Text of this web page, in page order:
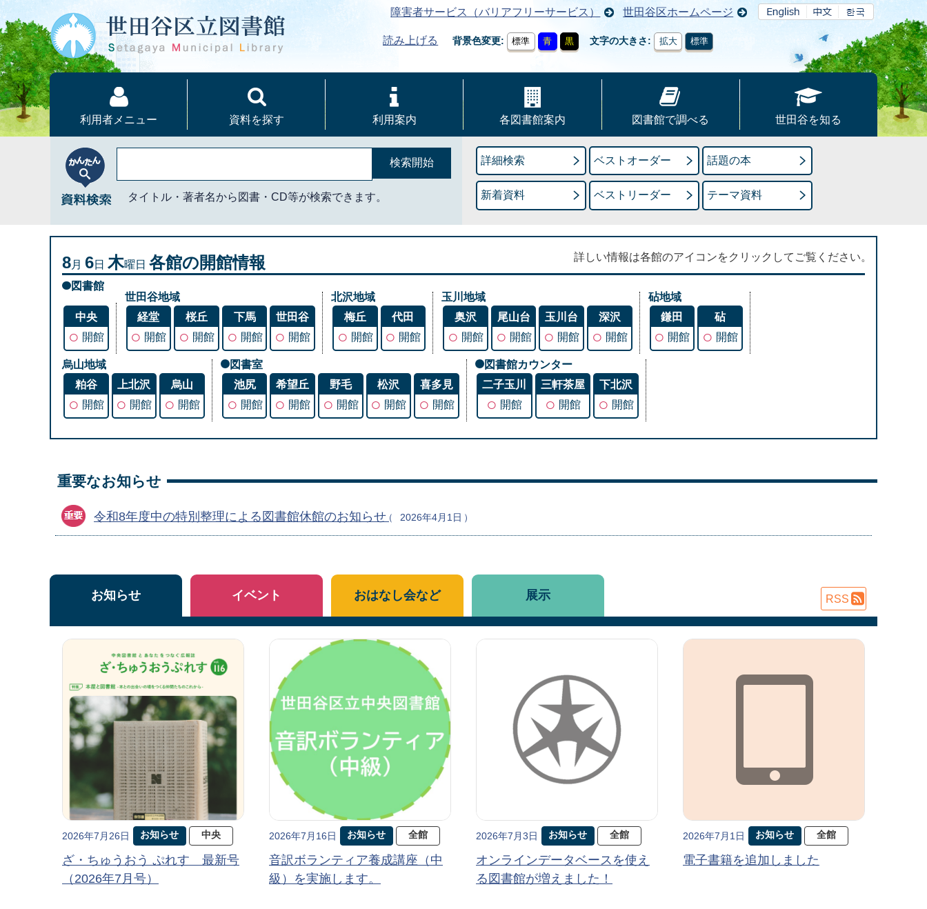
障害者サービス（バリアフリーサービス） 世田谷区ホームページ
読み上げる 背景色変更 標準 青 黒 文字の大きさ 拡大 標準
利用者メニュー 資料を探す 利用案内 各図書館案内 図書館で調べる 世田谷を知る
タイトル・著者名から図書・CD等が検索できます。
詳細検索 ベストオーダー 話題の本
新着資料 ベストリーダー テーマ資料
8月 6日 木曜日 各館の開館情報 詳しい情報は各館のアイコンをクリックしてご覧ください。
図書館
中央
○ 開館
世田谷地域
経堂
○ 開館
桜丘
○ 開館
下馬
○ 開館
世田谷
○ 開館
北沢地域
梅丘
○ 開館
代田
○ 開館
玉川地域
奥沢
○ 開館
尾山台
○ 開館
玉川台
○ 開館
深沢
○ 開館
砧地域
鎌田
○ 開館
砧
○ 開館
烏山地域
粕谷
○ 開館
上北沢
○ 開館
烏山
○ 開館
図書室
池尻
○ 開館
希望丘
○ 開館
野毛
○ 開館
松沢
○ 開館
喜多見
○ 開館
図書館カウンター
二子玉川
○ 開館
三軒茶屋
○ 開館
下北沢
○ 開館
重要なお知らせ
令和8年度中の特別整理による図書館休館のお知らせ 2026年4月1日
お知らせ
2026年7月26日 お知らせ 中央
ざ・ちゅうおう ぷれす 最新号
（2026年7月号）
2026年7月16日 お知らせ 全館
音訳ボランティア養成講座（中
級）を実施します。
2026年7月3日 お知らせ 全館
オンラインデータベースを使え
る図書館が増えました！
2026年7月1日 お知らせ 全館
電子書籍を追加しました
イベント おはなし会など 展示 RSS